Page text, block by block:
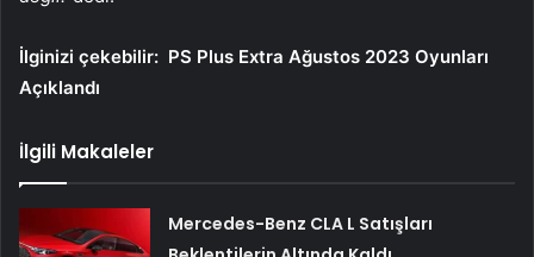
İlginizi çekebilir: PS Plus Extra Ağustos 2023 Oyunları
Açıklandı
İlgili Makaleler
Mercedes-Benz CLA L Satışları